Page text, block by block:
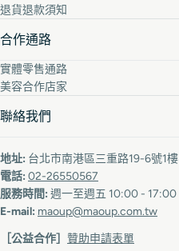
退貨退款須知
合作通路
實體零售通路
美容合作店家
聯絡我們
地址: 台北市南港區三重路19-6號1樓
電話: 02-26550567
服務時間: 週一至週五 10:00 - 17:00
E-mail: maoup@maoup.com.tw
［公益合作］ 贊助申請表單